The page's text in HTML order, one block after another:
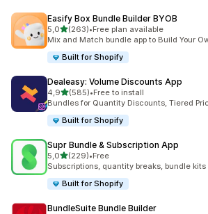
Easify Box Bundle Builder BYOB
5,0stelle su 5
(263)
263 recensioni totali
•Free plan available
Mix and Match bundle app to Build Your
Built for Shopify
Dealeasy: Volume Discounts App
4,9stelle su 5
(585)
585 recensioni totali
•Free to install
Bundles for Quantity Discounts, Tiered
Built for Shopify
Supr Bundle & Subscription App
5,0stelle su 5
(229)
229 recensioni totali
•Free
Subscriptions, quantity breaks, bundle kits
Built for Shopify
BundleSuite Bundle Builder